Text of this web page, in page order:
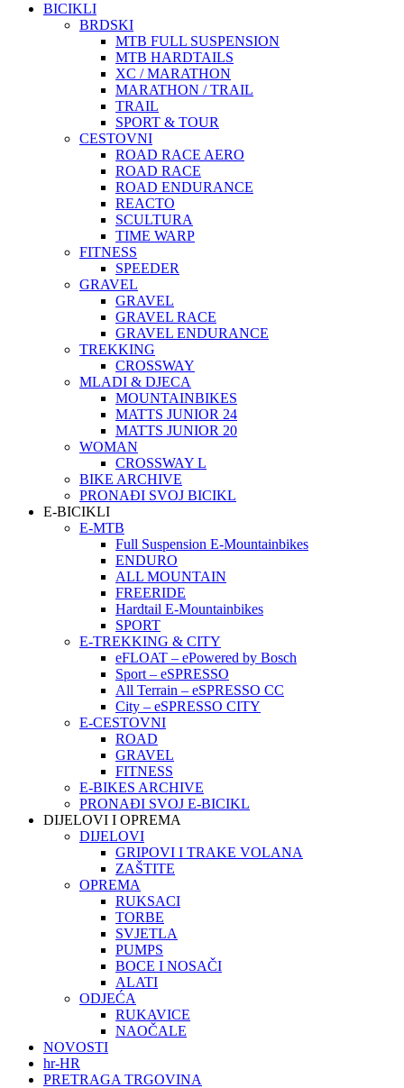
BICIKLI
BRDSKI
MTB FULL SUSPENSION
MTB HARDTAILS
XC / MARATHON
MARATHON / TRAIL
TRAIL
SPORT & TOUR
CESTOVNI
ROAD RACE AERO
ROAD RACE
ROAD ENDURANCE
REACTO
SCULTURA
TIME WARP
FITNESS
SPEEDER
GRAVEL
GRAVEL
GRAVEL RACE
GRAVEL ENDURANCE
TREKKING
CROSSWAY
MLADI & DJECA
MOUNTAINBIKES
MATTS JUNIOR 24
MATTS JUNIOR 20
WOMAN
CROSSWAY L
BIKE ARCHIVE
PRONAĐI SVOJ BICIKL
E-BICIKLI
E-MTB
Full Suspension E-Mountainbikes
ENDURO
ALL MOUNTAIN
FREERIDE
Hardtail E-Mountainbikes
SPORT
E-TREKKING & CITY
eFLOAT – ePowered by Bosch
Sport – eSPRESSO
All Terrain – eSPRESSO CC
City – eSPRESSO CITY
E-CESTOVNI
ROAD
GRAVEL
FITNESS
E-BIKES ARCHIVE
PRONAĐI SVOJ E-BICIKL
DIJELOVI I OPREMA
DIJELOVI
GRIPOVI I TRAKE VOLANA
ZAŠTITE
OPREMA
RUKSACI
TORBE
SVJETLA
PUMPS
BOCE I NOSAČI
ALATI
ODJEĆA
RUKAVICE
NAOČALE
NOVOSTI
hr-HR
PRETRAGA TRGOVINA